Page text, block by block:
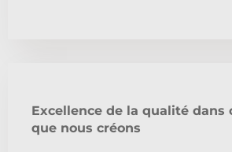
Excellence de la qualité dans
que nous créons